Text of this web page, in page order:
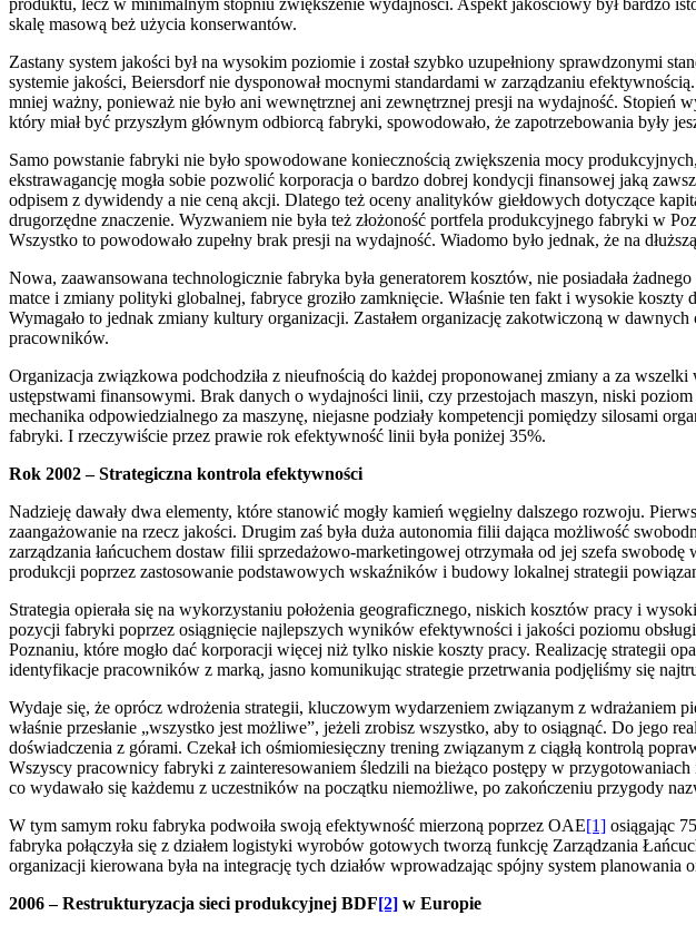
skalę masową beż użycia konserwantów.
Zastany system jakości był na wysokim poziomie i został szybko uzupełniony sprawdzonymi
systemie jakości, Beiersdorf nie dysponował mocnymi standardami w zarządzaniu
mniej ważny, ponieważ nie było ani wewnętrznej ani zewnętrznej presji na wydajność. Stopień
który miał być przyszłym głównym odbiorcą fabryki, spowodowało, że zapotrzebowania były
Samo powstanie fabryki nie było spowodowane koniecznością zwiększenia mocy
ekstrawagancję mogła sobie pozwolić korporacja o bardzo dobrej kondycji finansowej jaką
odpisem z dywidendy a nie ceną akcji. Dlatego też oceny analityków giełdowych dotyczące
drugorzędne znaczenie. Wyzwaniem nie była też złożoność portfela produkcyjnego fabryki w
Wszystko to powodowało zupełny brak presji na wydajność. Wiadomo było jednak, że na
Nowa, zaawansowana technologicznie fabryka była generatorem kosztów, nie posiadała
matce i zmiany polityki globalnej, fabryce groziło zamknięcie. Właśnie ten fakt i wysokie
Wymagało to jednak zmiany kultury organizacji. Zastałem organizację zakotwiczoną w
pracowników.
Organizacja związkowa podchodziła z nieufnością do każdej proponowanej zmiany a za
ustępstwami finansowymi. Brak danych o wydajności linii, czy przestojach maszyn, niski
mechanika odpowiedzialnego za maszynę, niejasne podziały kompetencji pomiędzy silosami
fabryki. I rzeczywiście przez prawie rok efektywność linii była poniżej 35%.
Rok 2002 – Strategiczna kontrola efektywności
Nadzieję dawały dwa elementy, które stanowić mogły kamień węgielny dalszego rozwoju.
zaangażowanie na rzecz jakości. Drugim zaś była duża autonomia filii dająca możliwość
zarządzania łańcuchem dostaw filii sprzedażowo-marketingowej otrzymała od jej szefa
produkcji poprzez zastosowanie podstawowych wskaźników i budowy lokalnej strategii
Strategia opierała się na wykorzystaniu położenia geograficznego, niskich kosztów pracy i
pozycji fabryki poprzez osiągnięcie najlepszych wyników efektywności i jakości poziomu
Poznaniu, które mogło dać korporacji więcej niż tylko niskie koszty pracy. Realizację strategii
identyfikacje pracowników z marką, jasno komunikując strategie przetrwania podjęliśmy się
Wydaje się, że oprócz wdrożenia strategii, kluczowym wydarzeniem związanym z wdrażaniem
właśnie przesłanie „wszystko jest możliwe”, jeżeli zrobisz wszystko, aby to osiągnąć. Do jego
doświadczenia z górami. Czekał ich ośmiomiesięczny trening związanym z ciągłą kontrolą
Wszyscy pracownicy fabryki z zainteresowaniem śledzili na bieżąco postępy w
co wydawało się każdemu z uczestników na początku niemożliwe, po zakończeniu przygody
W tym samym roku fabryka podwoiła swoją efektywność mierzoną poprzez OAE[1] osiągając
fabryka połączyła się z działem logistyki wyrobów gotowych tworzą funkcję Zarządzania
organizacji kierowana była na integrację tych działów wprowadzając spójny system
2006 – Restrukturyzacja sieci produkcyjnej BDF[2] w Europie